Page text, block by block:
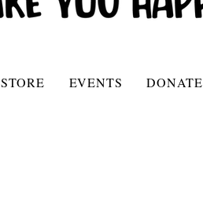
STORE EVENTS DONATE